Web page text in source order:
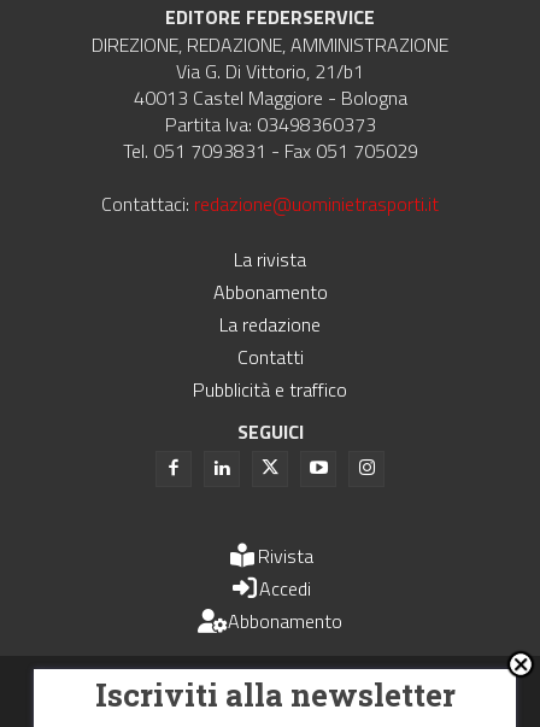
EDITORE FEDERSERVICE
DIREZIONE, REDAZIONE, AMMINISTRAZIONE
Via G. Di Vittorio, 21/b1
40013 Castel Maggiore - Bologna
Partita Iva: 03498360373
Tel. 051 7093831 - Fax 051 705029
Contattaci: redazione@uominietrasporti.it
La rivista
Abbonamento
La redazione
Contatti
Pubblicità e traffico
SEGUICI
Rivista
Accedi
Abbonamento
Uomini e Trasporti è un periodico associato all'Unione Stampa
Periodica Italiana - USPI
Iscriviti alla newsletter